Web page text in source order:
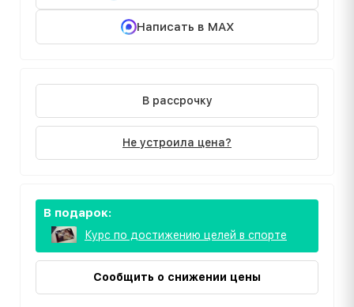
Написать в MAX
В рассрочку
Не устроила цена?
В подарок:
Курс по достижению целей в спорте
Сообщить о снижении цены